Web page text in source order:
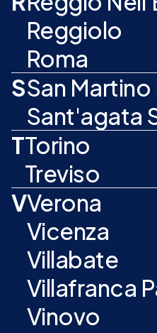
Reggiolo
Roma
SSan
Sant'agata
TTorino
Treviso
VVerona
Vicenza
Villabate
Villafranca
Vinovo